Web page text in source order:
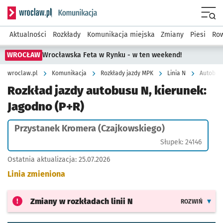
Serwis informacyjny wroclaw.pl podserwis: Komunikacja
Aktualności Rozkłady Komunikacja miejska Zmiany Piesi
WROCŁAW Wrocławska Feta w Rynku - w ten weekend!
wroclaw.pl Komunikacja Rozkłady jazdy MPK Linia N Autobus
Rozkład jazdy autobusu N, kierunek:
Jagodno (P+R)
Przystanek Kromera (Czajkowskiego)
Słupek: 24146
Ostatnia aktualizacja: 25.07.2026
Linia zmieniona
Zmiany w rozkładach linii N ROZWIŃ